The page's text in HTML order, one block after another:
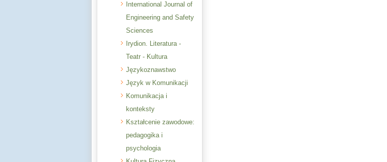
International Journal of
Engineering and Safety
Sciences
Irydion. Literatura -
Teatr - Kultura
Językoznawstwo
Język w Komunikacji
Komunikacja i
konteksty
Kształcenie zawodowe:
pedagogika i
psychologia